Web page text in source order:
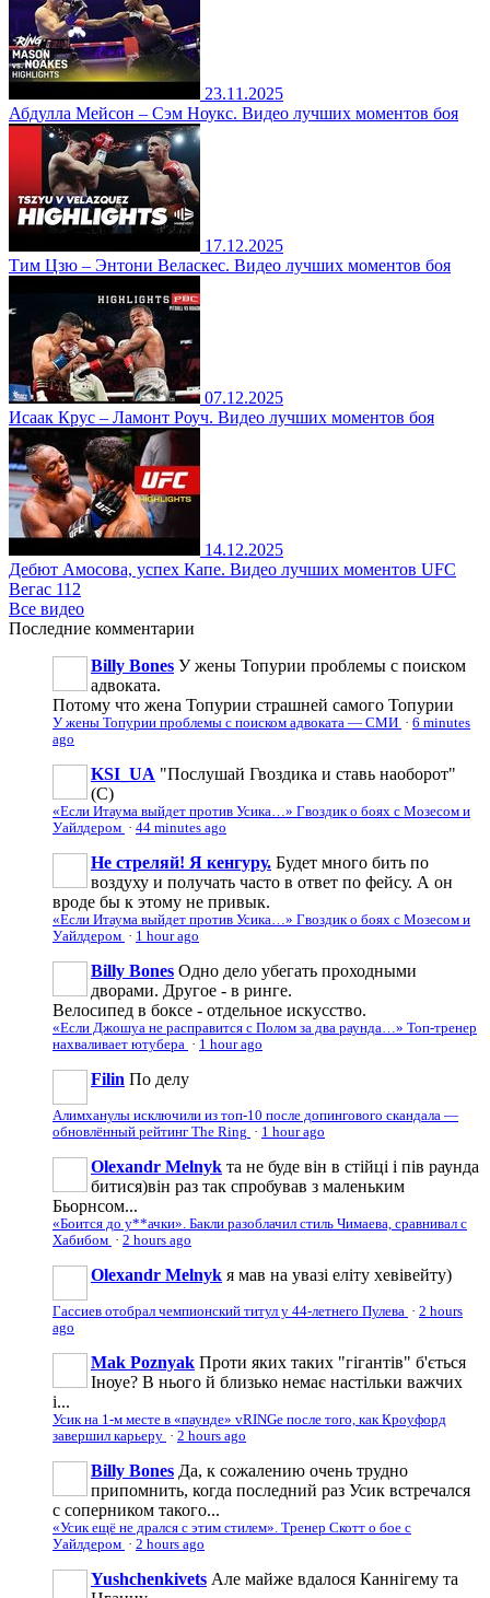
23.11.2025
Абдулла Мейсон – Сэм Ноукс. Видео лучших моментов боя
17.12.2025
Тим Цзю – Энтони Веласкес. Видео лучших моментов боя
07.12.2025
Исаак Крус – Ламонт Роуч. Видео лучших моментов боя
14.12.2025
Дебют Амосова, успех Капе. Видео лучших моментов UFC
Вегас 112
Все видео
Последние комментарии
Billy Bones У жены Топурии проблемы с поиском
адвоката.
Потому что жена Топурии страшней самого Топурии
У жены Топурии проблемы с поиском адвоката — СМИ · 6 minutes
ago
KSI_UA "Послушай Гвоздика и ставь наоборот"
(С)
«Если Итаума выйдет против Усика…» Гвоздик о боях с Мозесом и
Уайлдером · 44 minutes ago
Не стреляй! Я кенгуру. Будет много бить по
воздуху и получать часто в ответ по фейсу. А он
вроде бы к этому не привык.
«Если Итаума выйдет против Усика…» Гвоздик о боях с Мозесом и
Уайлдером · 1 hour ago
Billy Bones Одно дело убегать проходными
дворами. Другое - в ринге.
Велосипед в боксе - отдельное искусство.
«Если Джошуа не расправится с Полом за два раунда…» Топ-тренер
нахваливает ютубера · 1 hour ago
Filin По делу
Алимханулы исключили из топ-10 после допингового скандала —
обновлённый рейтинг The Ring · 1 hour ago
Olexandr Melnyk та не буде він в стійці і пів раунда
битися)він раз так спробував з маленьким
Бьорнсом...
«Боится до у**ачки». Бакли разоблачил стиль Чимаева, сравнивал с
Хабибом · 2 hours ago
Olexandr Melnyk я мав на увазі еліту хевівейту)
Гассиев отобрал чемпионский титул у 44-летнего Пулева · 2 hours
ago
Mak Poznyak Проти яких таких "гігантів" б'ється
Іноуе? В нього й близько немає настільки важчих
і...
Усик на 1-м месте в «паунде» vRINGe после того, как Кроуфорд
завершил карьеру · 2 hours ago
Billy Bones Да, к сожалению очень трудно
припомнить, когда последний раз Усик встречался
с соперником такого...
«Усик ещё не дрался с этим стилем». Тренер Скотт о бое с
Уайлдером · 2 hours ago
Yushchenkivets Але майже вдалося Каннігему та